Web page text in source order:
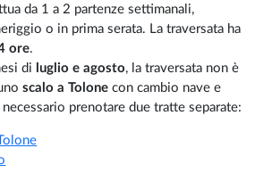
da 1 a 2 partenze settimanali,
o in prima serata. La traversata ha
ore.
di luglio e agosto, la traversata non è
scalo a Tolone con cambio nave e
prenotare due tratte separate: